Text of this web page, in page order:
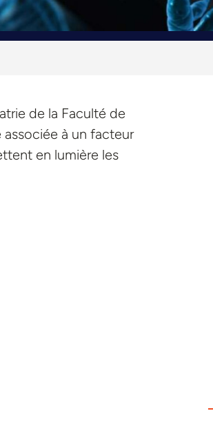
de la Faculté de
à un facteur
en lumière les